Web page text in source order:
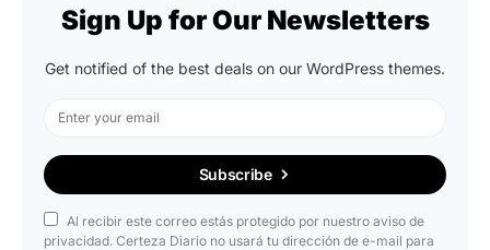
Sign Up for Our Newsletters
Get notified of the best deals on our WordPress themes.
Subscribe
Al recibir este correo estás protegido por nuestro aviso de
privacidad. Certeza Diario no usará tu dirección de e-mail para